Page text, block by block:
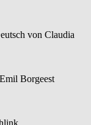
von Claudia
Borgeest